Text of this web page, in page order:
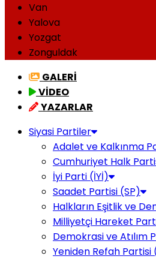
Van
Yalova
Yozgat
Zonguldak
GALERİ
VİDEO
YAZARLAR
Siyasi Partiler
Adalet ve Kalkınma
Cumhuriyet Halk
İyi Parti (İYİ)
Saadet Partisi (SP)
Halkların Eşitlik ve
Milliyetçi Hareket
Demokrasi ve Atılım
Yeniden Refah Partisi